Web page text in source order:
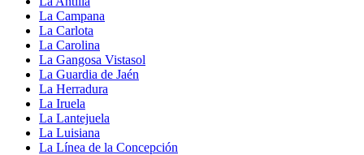
La Campana
La Carlota
La Carolina
La Gangosa Vistasol
La Guardia de Jaén
La Herradura
La Iruela
La Lantejuela
La Luisiana
La Línea de la Concepción